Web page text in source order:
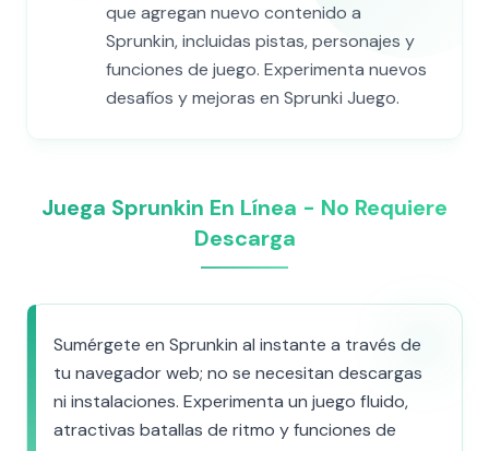
que agregan nuevo contenido a
Sprunkin, incluidas pistas, personajes y
funciones de juego. Experimenta nuevos
desafíos y mejoras en Sprunki Juego.
Juega Sprunkin En Línea - No Requiere
Descarga
Sumérgete en Sprunkin al instante a través de
tu navegador web; no se necesitan descargas
ni instalaciones. Experimenta un juego fluido,
atractivas batallas de ritmo y funciones de